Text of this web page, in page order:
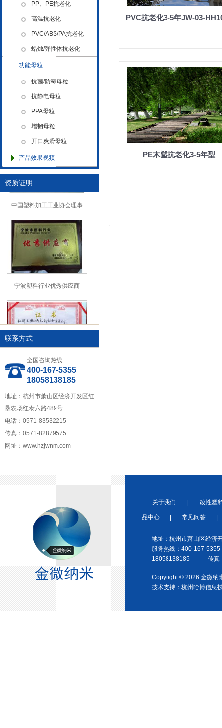
PP、PE抗老化
高温抗老化
PVC/ABS/PA抗老化
蜡烛/弹性体抗老化
功能母粒
抗菌/防霉母粒
抗静电母粒
PPA母粒
增韧母粒
开口爽滑母粒
产品效果视频
资质证明
金微纳米（杭州）有限公司搬
新址
中国塑料加工 中国塑料加工协
位协会性塑料专业委员会理事
中国塑料加工工业协会理事
宁波塑料行业优秀供应商
浙江省塑料协会会员
宁波塑料协会理事单位
金微纳米荣获“国家高新技术企
浙江省创新型企业稳定
联系方式
全国咨询热线:
400-167-5355
18058138185
地址：杭州市萧山区经济开发区红
垦农场红泰六路489号
电话：0571-83532215
传真：0571-82879575
网址：www.hzjwnm.com
PVC抗老化3-5年JW-03-
PE木塑抗老化3-5年型
关于我们 改性塑
品中心 常见问答
地址：杭州市萧山区经济
服务热线：400-167-5355
18058138185 传真：
Copyright © 2026 金微纳
技术支持： 杭州哈博信息